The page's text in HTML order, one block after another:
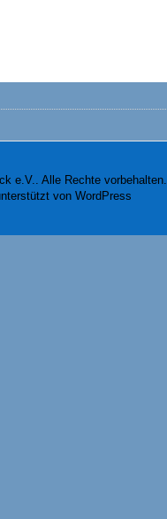
e.V.. Alle Rechte vorbehalten.
von WordPress